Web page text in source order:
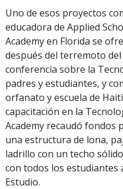
Uno de esos proyectos
educadora de Applied
Academy en Florida se
después del terremoto
conferencia sobre la
padres y estudiantes, y
orfanato y escuela de
capacitación en la
Academy recaudó fondos
una estructura de lona,
ladrillo con un techo
con todos los estudiantes
Estudio.